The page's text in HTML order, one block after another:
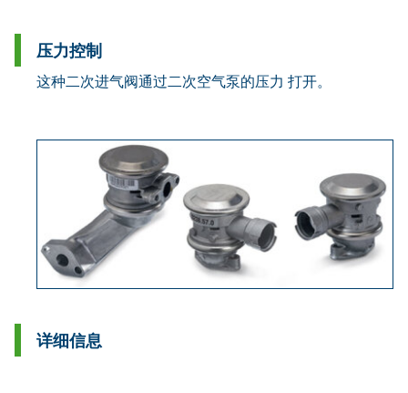
压力控制
这种二次进气阀通过二次空气泵的压力 打开。
详细信息